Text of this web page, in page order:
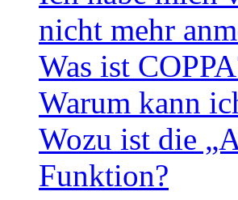
nicht mehr
Was ist
Warum kann
Wozu ist die
Funktion?